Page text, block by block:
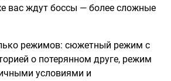
вас ждут боссы — более сложные
режимов: сюжетный режим с
о потерянном друге, режим
условиями и